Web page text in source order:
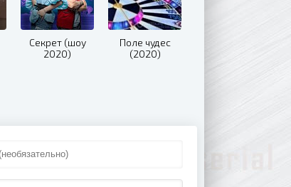
Секрет (шоу
2020)
Поле чудес
(2020)